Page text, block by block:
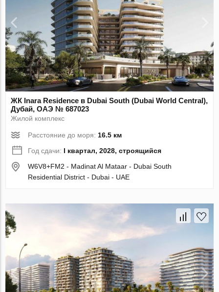
ЖК Inara Residence в Dubai South (Dubai World Central),
Дубай, ОАЭ № 687023
Жилой комплекс
Расстояние до моря:16.5 км
Год сдачи: I квартал, 2028, строящийся
W6V8+FM2 - Madinat Al Mataar - Dubai South
Residential District - Dubai - UAE